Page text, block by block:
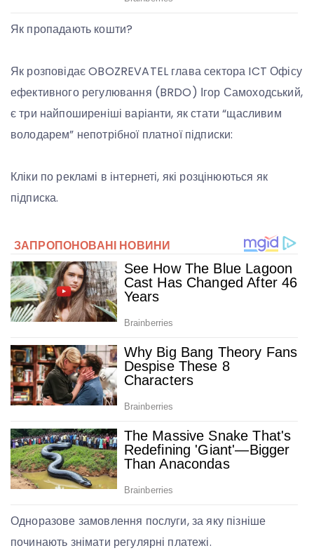
Як пропадають кошти?
Як розповідає OBOZREVATEL глава сектора ICT Офісу
ефективного регулювання (BRDO) Ігор Самоходський,
є три найпоширеніші варіанти, як стати “щасливим
володарем” непотрібної платної підписки:
Кліки по рекламі в інтернеті, які розцінюються як
підписка.
Одноразове замовлення послуги, за яку пізніше
починають знімати регулярні платежі.